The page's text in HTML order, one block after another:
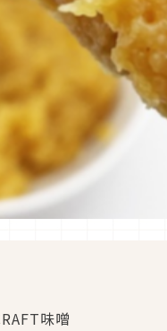
味噌